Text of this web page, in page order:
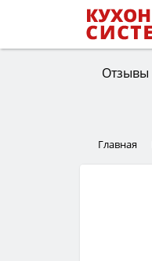
Отзывы
Главная